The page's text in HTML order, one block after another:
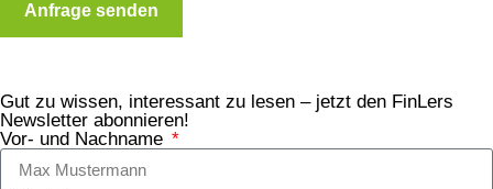
Anfrage senden
Gut zu wissen, interessant zu lesen – jetzt den FinLers
Newsletter abonnieren!
Vor- und Nachname